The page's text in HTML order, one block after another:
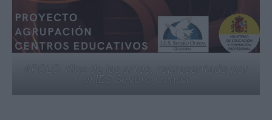
APOLO, dios de las artes, representado por
el IES Severo Ochoa